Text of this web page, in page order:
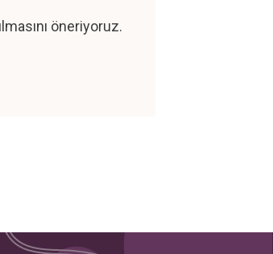
öneriyoruz.